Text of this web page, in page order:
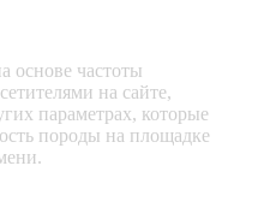
основе частоты
на сайте,
параметрах, которые
породы на площадке